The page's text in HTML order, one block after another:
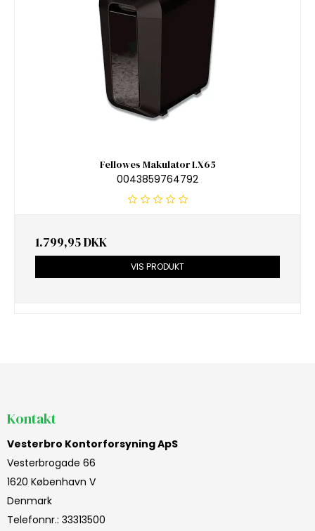
Fellowes Makulator LX65
0043859764792
1.799,95 DKK
VIS PRODUKT
Kontakt
Vesterbro Kontorforsyning ApS
Vesterbrogade 66
1620 København V
Denmark
Telefonnr.: 33313500